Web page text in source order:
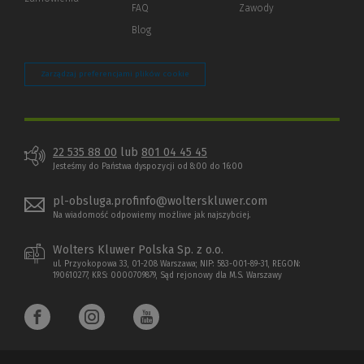
FAQ
Blog
Zawody
Zarządzaj preferencjami plików cookie
22 535 88 00 lub 801 04 45 45
Jesteśmy do Państwa dyspozycji od 8:00 do 16:00
pl-obsluga.profinfo@wolterskluwer.com
Na wiadomość odpowiemy możliwe jak najszybciej.
Wolters Kluwer Polska Sp. z o.o.
ul. Przyokopowa 33, 01-208 Warszawa; NIP: 583-001-89-31, REGON:
190610277, KRS: 0000709879, Sąd rejonowy dla M.S. Warszawy